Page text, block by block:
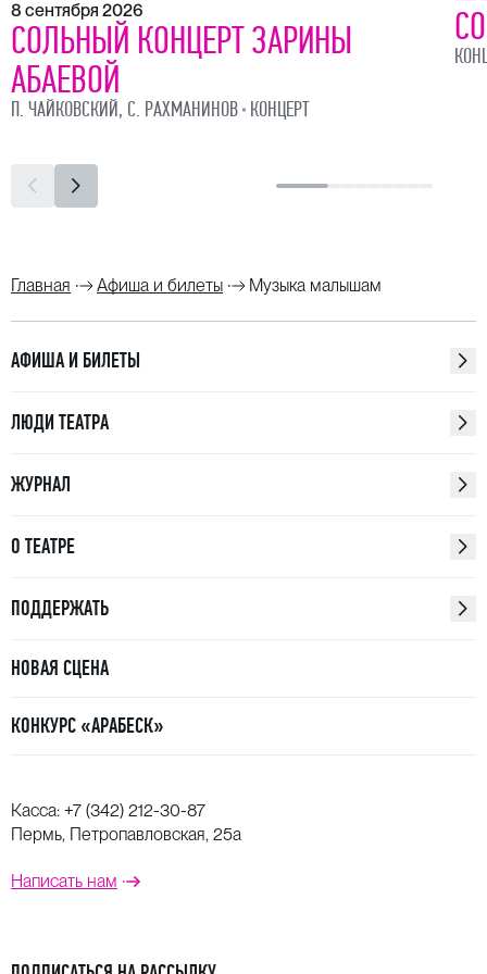
8 сентября 2026
СОЛЬНЫЙ КОНЦЕРТ ЗАРИНЫ
АБАЕВОЙ
П. ЧАЙКОВСКИЙ, С. РАХМАНИНОВ КОНЦЕРТ
Главная Афиша и билеты Музыка малышам
АФИША И БИЛЕТЫ
ЛЮДИ ТЕАТРА
ЖУРНАЛ
О ТЕАТРЕ
ПОДДЕРЖАТЬ
НОВАЯ СЦЕНА
КОНКУРС «АРАБЕСК»
Касса: +7 (342) 212-30-87
Пермь, Петропавловская, 25а
Написать нам